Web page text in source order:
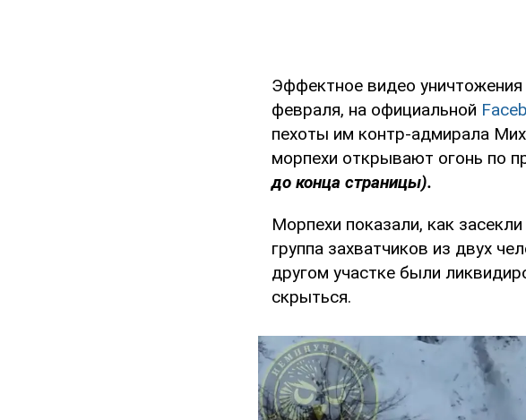
Эффектное видео
февраля, на официальной
пехоты им контр-адмирала
морпехи открывают огонь по
до конца страницы).
Морпехи показали, как
группа захватчиков из двух
другом участке были
скрыться.